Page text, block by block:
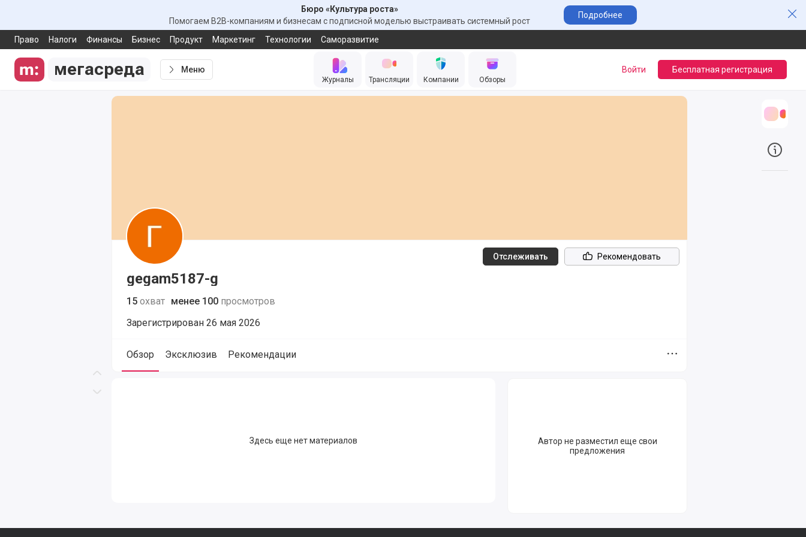
Бюро «Культура роста»
Помогаем B2B-компаниям и бизнесам с подписной моделью выстраивать системный рост
Подробнее
Право Налоги Финансы Бизнес Продукт Маркетинг Технологии Саморазвитие
мегасреда Меню
Журналы Трансляции Компании Обзоры
Войти Бесплатная регистрация
Скролл вниз
Отслеживать Рекомендовать
gegam5187-g
15 охват менее 100 просмотров
Зарегистрирован 26 мая 2026
Обзор Эксклюзив Рекомендации Дополнительное меню
Здесь еще нет материалов
Автор не разместил еще свои
предложения
О